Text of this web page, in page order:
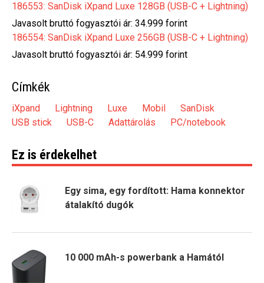
186553: SanDisk iXpand Luxe 128GB (USB-C + Lightning)
Javasolt bruttó fogyasztói ár: 34.999 forint
186554: SanDisk iXpand Luxe 256GB (USB-C + Lightning)
Javasolt bruttó fogyasztói ár: 54.999 forint
Címkék
iXpand Lightning Luxe Mobil
SanDisk
USB stick
USB-C Adattárolás PC/notebook
Ez is érdekelhet
Egy sima, egy fordított: Hama konnektor
átalakító dugók
10 000 mAh-s powerbank a Hamától